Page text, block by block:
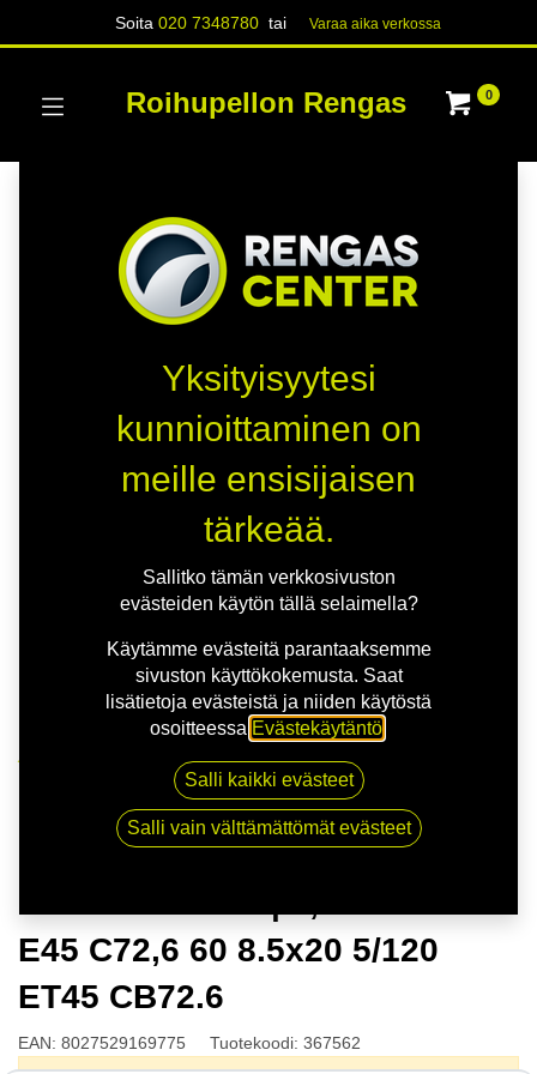
Soita020 7348780 tai Varaa aika verk​​​​ossa
Roihupellon Rengas 0
MSW 74 G.BLK | 8,5X20 5-120 E45 C72,6 60 8.5x20
5/120 ET45 CB72.6
E45 C72,6 60 8.5x20 5/120
ET45 CB72.6
EAN: 8027529169775 Tuotekoodi: 367562
Yksityisyytesi
kunnioittaminen on
meille ensisijaisen
tärkeää.
Sallitko tämän verkkosivuston
evästeiden käytön tällä selaimella?
Käytämme evästeitä parantaaksemme
sivuston käyttökokemusta. Saat
lisätietoja evästeistä ja niiden käytöstä
osoitteessa Evästekäytäntö
Salli kaikki evästeet
Salli vain välttämättömät evästeet